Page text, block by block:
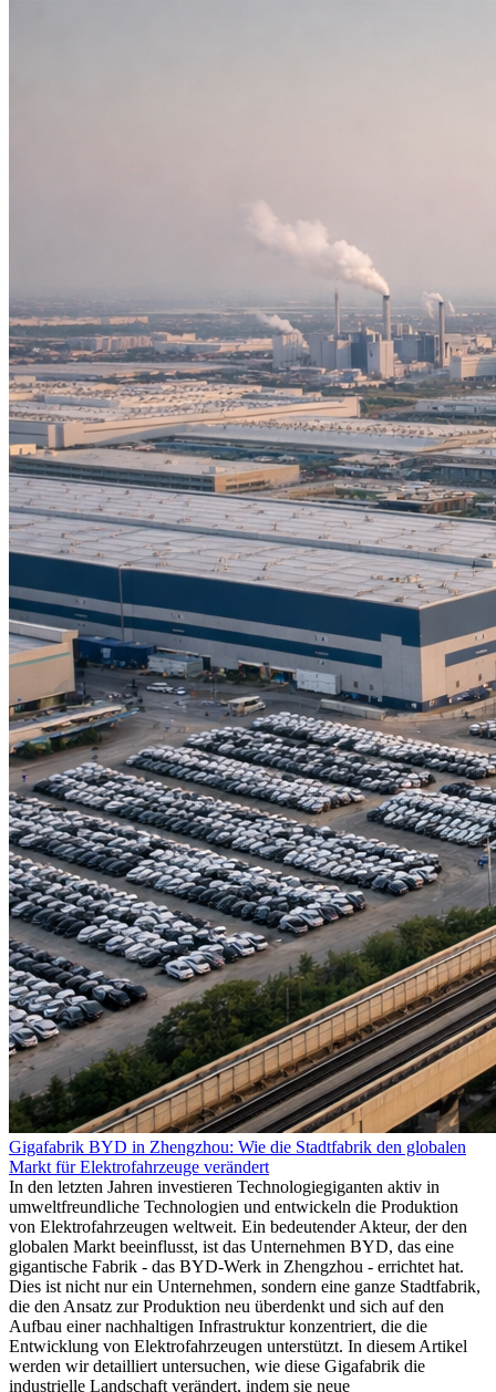
Gigafabrik BYD in Zhengzhou: Wie die Stadtfabrik den globalen
Markt für Elektrofahrzeuge verändert
In den letzten Jahren investieren Technologiegiganten aktiv in
umweltfreundliche Technologien und entwickeln die Produktion
von Elektrofahrzeugen weltweit. Ein bedeutender Akteur, der den
globalen Markt beeinflusst, ist das Unternehmen BYD, das eine
gigantische Fabrik - das BYD-Werk in Zhengzhou - errichtet hat.
Dies ist nicht nur ein Unternehmen, sondern eine ganze Stadtfabrik,
die den Ansatz zur Produktion neu überdenkt und sich auf den
Aufbau einer nachhaltigen Infrastruktur konzentriert, die die
Entwicklung von Elektrofahrzeugen unterstützt. In diesem Artikel
werden wir detailliert untersuchen, wie diese Gigafabrik die
industrielle Landschaft verändert, indem sie neue